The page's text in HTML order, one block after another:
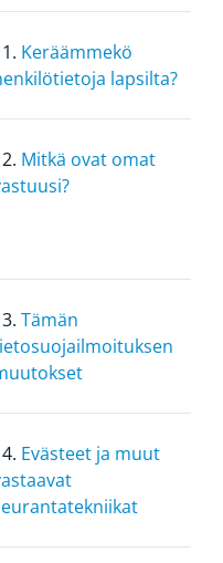
Keräämmekö
lapsilta?
Mitkä ovat omat
Tämän
Evästeet ja muut